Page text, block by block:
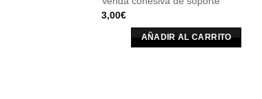
3,00€
AÑADIR AL CARRITO